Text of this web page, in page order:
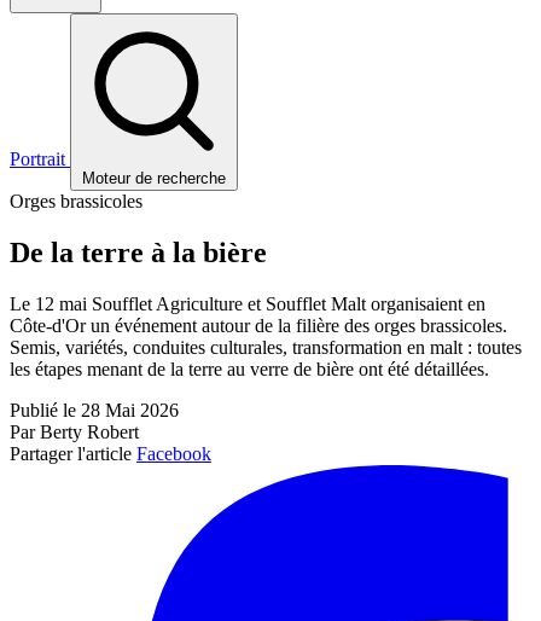
Portrait
Moteur de recherche
Orges brassicoles
De la terre à la bière
Le 12 mai Soufflet Agriculture et Soufflet Malt organisaient en
Côte-d'Or un événement autour de la filière des orges brassicoles.
Semis, variétés, conduites culturales, transformation en malt : toutes
les étapes menant de la terre au verre de bière ont été détaillées.
Publié le 28 Mai 2026
Par Berty Robert
Partager l'article Facebook